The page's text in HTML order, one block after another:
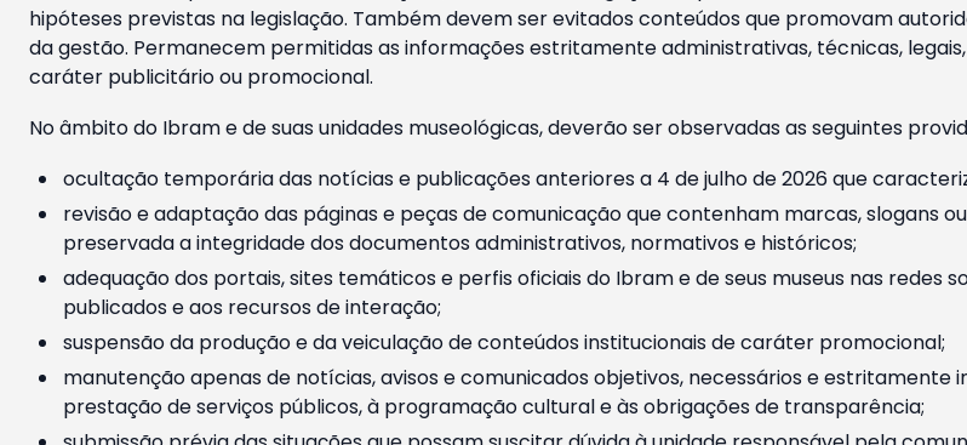
hipóteses previstas na legislação. Também devem ser evitados conteúdos que promovam
da gestão. Permanecem permitidas as informações estritamente administrativas, técnicas,
caráter publicitário ou promocional.
No âmbito do Ibram e de suas unidades museológicas, deverão ser observadas as seguintes
ocultação temporária das notícias e publicações anteriores a 4 de julho de 2026 que
revisão e adaptação das páginas e peças de comunicação que contenham marcas, slogans
preservada a integridade dos documentos administrativos, normativos e históricos;
adequação dos portais, sites temáticos e perfis oficiais do Ibram e de seus museus nas redes
publicados e aos recursos de interação;
suspensão da produção e da veiculação de conteúdos institucionais de caráter promocional;
manutenção apenas de notícias, avisos e comunicados objetivos, necessários e
prestação de serviços públicos, à programação cultural e às obrigações de transparência;